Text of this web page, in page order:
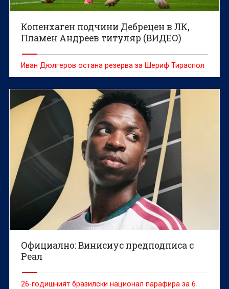
Копенхаген подчини Дебрецен в ЛК,
Пламен Андреев титуляр (ВИДЕО)
Иван Дюлгеров остана резерва за Шериф Тираспол
Официално: Винисиус предподписа с
Реал
26-годишният бразилски национал парафира за 6